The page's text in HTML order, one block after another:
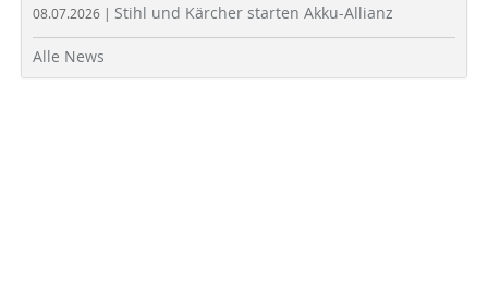
08.07.2026 | Stihl und Kärcher starten Akku-Allianz
Alle News